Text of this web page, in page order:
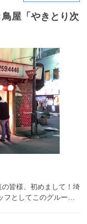
屋「やきとり次
皆様、初めまして！埼
フとしてこのグルー…